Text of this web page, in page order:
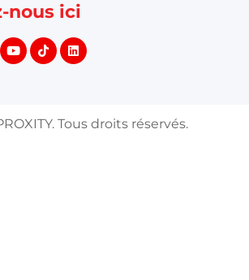
nous ici
Tous droits réservés.